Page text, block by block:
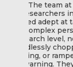
They’ve
private and
the client
fieldwork
without
the most